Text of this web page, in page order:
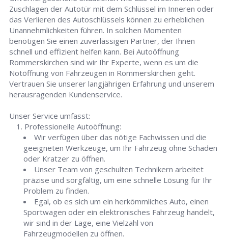
Zuschlagen der Autotür mit dem Schlüssel im Inneren oder
das Verlieren des Autoschlüssels können zu erheblichen
Unannehmlichkeiten führen. In solchen Momenten
benötigen Sie einen zuverlässigen Partner, der Ihnen
schnell und effizient helfen kann. Bei Autoöffnung
Rommerskirchen sind wir Ihr Experte, wenn es um die
Notöffnung von Fahrzeugen in Rommerskirchen geht.
Vertrauen Sie unserer langjährigen Erfahrung und unserem
herausragenden Kundenservice.
Unser Service umfasst:
Professionelle Autoöffnung:
Wir verfügen über das nötige Fachwissen und die
geeigneten Werkzeuge, um Ihr Fahrzeug ohne Schäden
oder Kratzer zu öffnen.
Unser Team von geschulten Technikern arbeitet
präzise und sorgfältig, um eine schnelle Lösung für Ihr
Problem zu finden.
Egal, ob es sich um ein herkömmliches Auto, einen
Sportwagen oder ein elektronisches Fahrzeug handelt,
wir sind in der Lage, eine Vielzahl von
Fahrzeugmodellen zu öffnen.